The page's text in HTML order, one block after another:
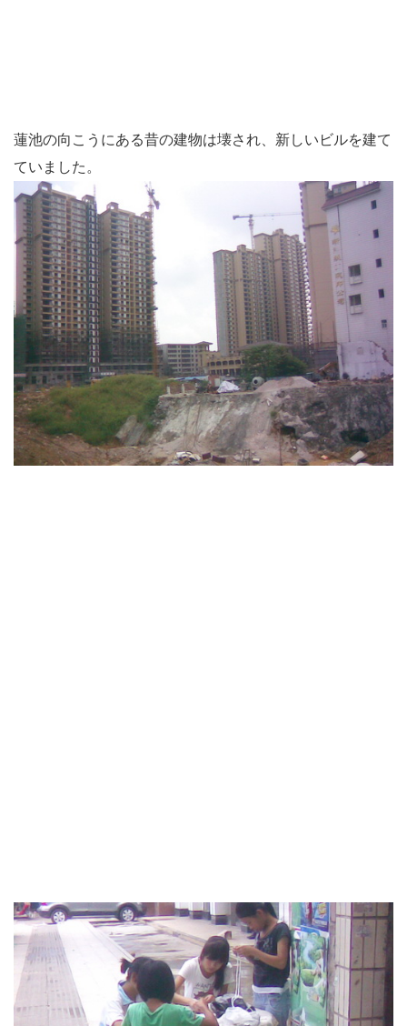
蓮池の向こうにある昔の建物は壊され、新しいビルを建て
ていました。